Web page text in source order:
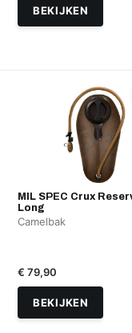
BEKIJKEN
MIL SPEC Crux
Long
Camelbak
€ 79,90
BEKIJKEN